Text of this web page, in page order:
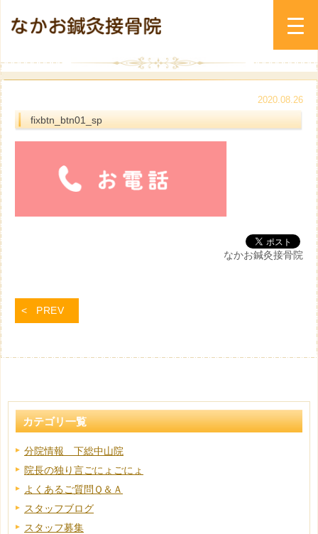
2020.08.26
fixbtn_btn01_sp
なかお鍼灸接骨院
PREV
カテゴリ一覧
分院情報 下総中山院
院長の独り言ごにょごにょ
よくあるご質問Ｑ＆Ａ
スタッフブログ
スタッフ募集